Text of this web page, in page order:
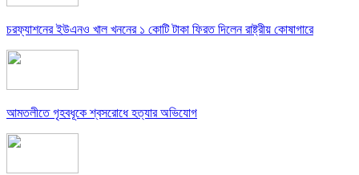
চরফ্যাশনের ইউএনও খাল খননের ১ কোটি টাকা ফিরত দিলেন রাষ্ট্রীয় কোষাগারে
আমতলীতে গৃহবধূকে শ্বসরোধে হত্যার অভিযোগ